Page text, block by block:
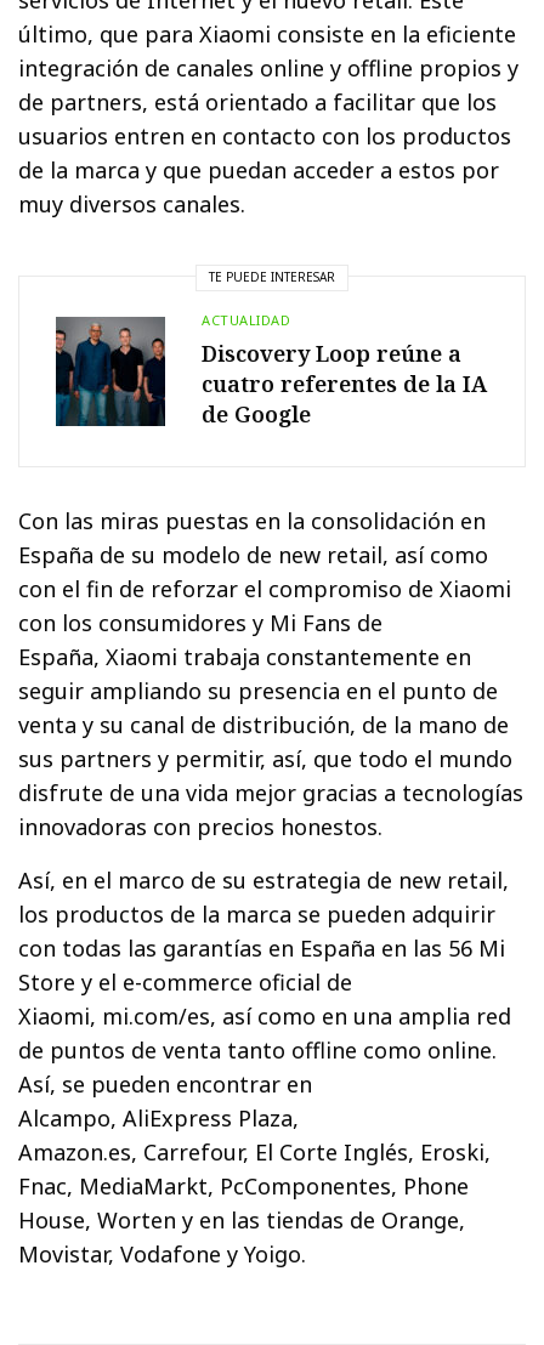
último, que para Xiaomi consiste en la eficiente
integración de canales online y offline propios y
de partners, está orientado a facilitar que los
usuarios entren en contacto con los productos
de la marca y que puedan acceder a estos por
muy diversos canales.
TE PUEDE INTERESAR
ACTUALIDAD
Discovery Loop reúne a
cuatro referentes de la IA
de Google
Con las miras puestas en la consolidación en
España de su modelo de new retail, así como
con el fin de reforzar el compromiso de Xiaomi
con los consumidores y Mi Fans de
España, Xiaomi trabaja constantemente en
seguir ampliando su presencia en el punto de
venta y su canal de distribución, de la mano de
sus partners y permitir, así, que todo el mundo
disfrute de una vida mejor gracias a tecnologías
innovadoras con precios honestos.
Así, en el marco de su estrategia de new retail,
los productos de la marca se pueden adquirir
con todas las garantías en España en las 56 Mi
Store y el e-commerce oficial de
Xiaomi, mi.com/es, así como en una amplia red
de puntos de venta tanto offline como online.
Así, se pueden encontrar en
Alcampo, AliExpress Plaza,
Amazon.es, Carrefour, El Corte Inglés, Eroski,
Fnac, MediaMarkt, PcComponentes, Phone
House, Worten y en las tiendas de Orange,
Movistar, Vodafone y Yoigo.